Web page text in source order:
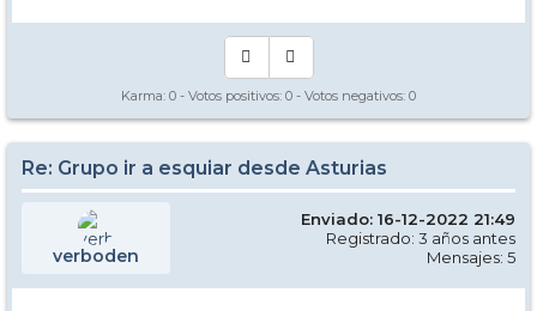
Karma: 0 - Votos positivos: 0 - Votos negativos: 0
Re: Grupo ir a esquiar desde Asturias
verboden
Enviado: 16-12-2022 21:49
Registrado: 3 años antes
Mensajes: 5